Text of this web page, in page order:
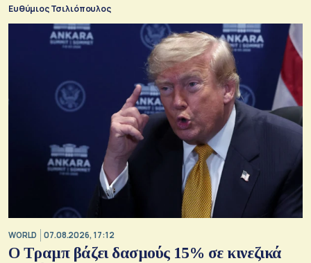
Ευθύμιος Τσιλιόπουλος
WORLD 07.08.2026, 17:12
Ο Τραμπ βάζει δασμούς 15% σε κινεζικά